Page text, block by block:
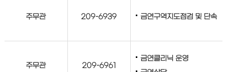
주무관 209-6939 금연구역지도점검 및 단속
주무관 209-6961
금연클리닉 운영